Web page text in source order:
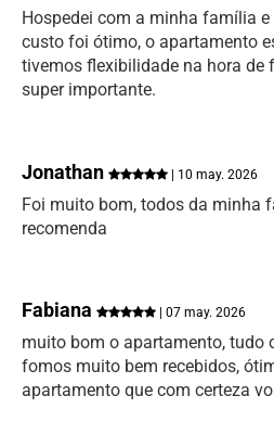
Hospedei com a minha família e
custo foi ótimo, o apartamento
tivemos flexibilidade na hora de
super importante.
Jonathan | 10 may. 2026
Foi muito bom, todos da minha
recomenda
Fabiana | 07 may. 2026
muito bom o apartamento, tudo
fomos muito bem recebidos,
apartamento que com certeza